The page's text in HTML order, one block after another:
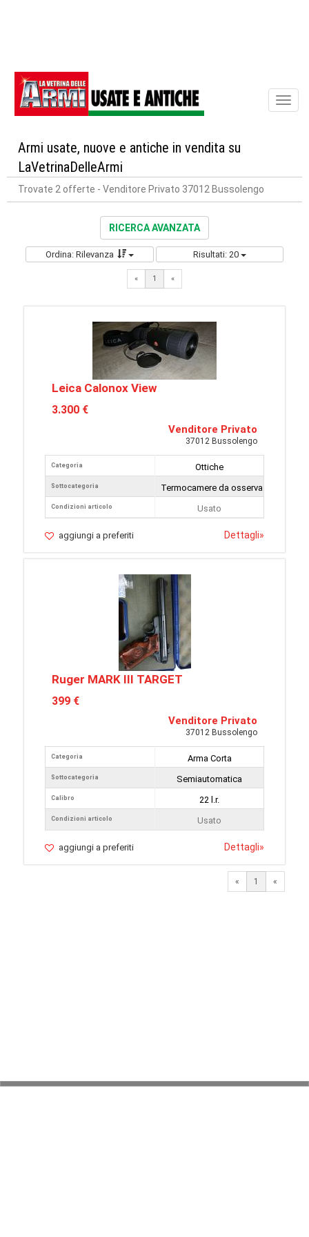
Armi usate, nuove e antiche in vendita su
LaVetrinaDelleArmi
Trovate 2 offerte - Venditore Privato 37012 Bussolengo
RICERCA AVANZATA
Ordina: Rilevanza Risultati: 20
« 1 «
Leica Calonox View
3.300 €
Venditore Privato
37012 Bussolengo
Categoria
Sottocategoria
Condizioni articolo
Ottiche
Termocamere da osservazione
Usato
aggiungi a preferiti Dettagli»
Ruger MARK III TARGET
399 €
Venditore Privato
37012 Bussolengo
Categoria
Sottocategoria
Calibro
Condizioni articolo
Arma Corta
Semiautomatica
22 l.r.
Usato
aggiungi a preferiti Dettagli»
« 1 «